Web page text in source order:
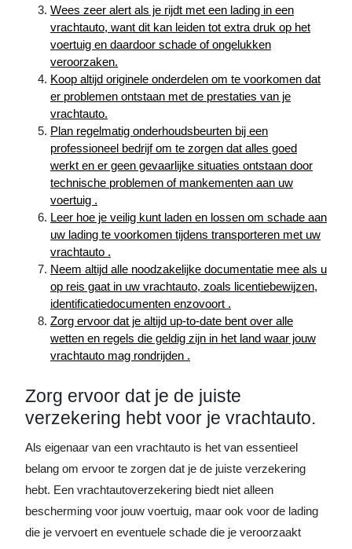
Wees zeer alert als je rijdt met een lading in een
vrachtauto, want dit kan leiden tot extra druk op het
voertuig en daardoor schade of ongelukken
veroorzaken.
Koop altijd originele onderdelen om te voorkomen dat
er problemen ontstaan met de prestaties van je
vrachtauto.
Plan regelmatig onderhoudsbeurten bij een
professioneel bedrijf om te zorgen dat alles goed
werkt en er geen gevaarlijke situaties ontstaan door
technische problemen of mankementen aan uw
voertuig .
Leer hoe je veilig kunt laden en lossen om schade aan
uw lading te voorkomen tijdens transporteren met uw
vrachtauto .
Neem altijd alle noodzakelijke documentatie mee als u
op reis gaat in uw vrachtauto, zoals licentiebewijzen,
identificatiedocumenten enzovoort .
Zorg ervoor dat je altijd up-to-date bent over alle
wetten en regels die geldig zijn in het land waar jouw
vrachtauto mag rondrijden .
Zorg ervoor dat je de juiste
verzekering hebt voor je vrachtauto.
Als eigenaar van een vrachtauto is het van essentieel
belang om ervoor te zorgen dat je de juiste verzekering
hebt. Een vrachtautoverzekering biedt niet alleen
bescherming voor jouw voertuig, maar ook voor de lading
die je vervoert en eventuele schade die je veroorzaakt